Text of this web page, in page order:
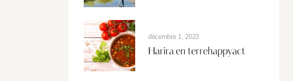
décembre 1, 2023
Harira en terrehappyact